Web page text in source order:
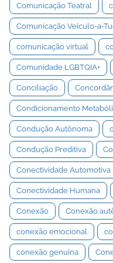
Comunicação Teatral
Comunicação Veículo-a-
comunicação virtual
Comunidade LGBTQIA+
Conciliação
Condicionamento
Condução Autônoma
Condução Preditiva
Conectividade Automotiva
Conectividade Humana
Conexão Conexão
conexão emocional
conexão genuína